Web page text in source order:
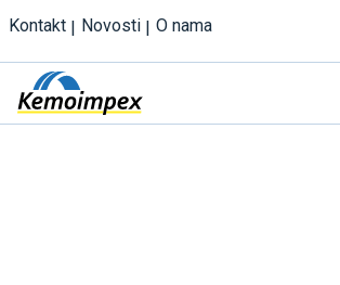
Kontakt Novosti O nama